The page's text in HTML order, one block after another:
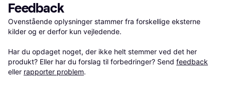
Feedback
Ovenstående oplysninger stammer fra forskellige eksterne
kilder og er derfor kun vejledende.
Har du opdaget noget, der ikke helt stemmer ved det her
produkt? Eller har du forslag til forbedringer? Send feedback
eller rapporter problem.